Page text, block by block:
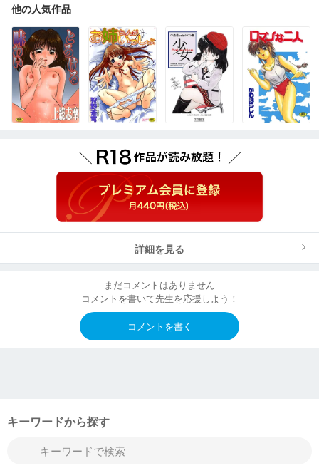
他の人気作品
詳細を見る
まだコメントはありません
コメントを書いて先生を応援しよう！
コメントを書く
キーワードから探す